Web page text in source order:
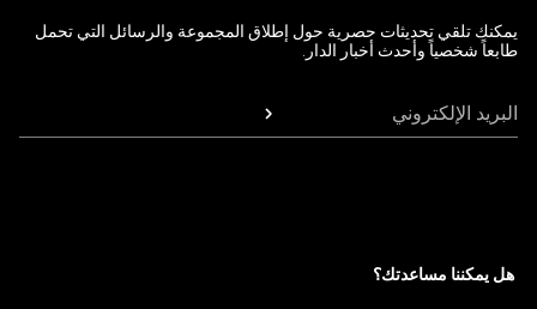
يمكنك تلقي تحديثات حصرية حول إطلاق المجموعة والرسائل التي تحمل
طابعاً شخصياً وأحدث أخبار الدار.
البريد الإلكتروني
هل يمكننا مساعدتك؟